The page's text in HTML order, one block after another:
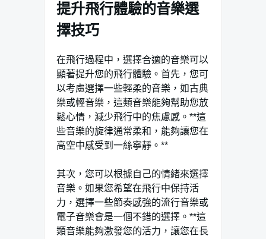
提升飛行體驗的音樂選
擇技巧
在飛行過程中，選擇合適的音樂可以
顯著提升您的飛行體驗。首先，您可
以考慮選擇一些輕柔的音樂，如古典
樂或輕音樂，這類音樂能夠幫助您放
鬆心情，減少飛行中的焦慮感。**這
些音樂的旋律通常柔和，能夠讓您在
高空中感受到一絲寧靜。**
其次，您可以根據自己的情緒來選擇
音樂。如果您希望在飛行中保持活
力，選擇一些節奏感強的流行音樂或
電子音樂會是一個不錯的選擇。**這
類音樂能夠激發您的活力，讓您在長